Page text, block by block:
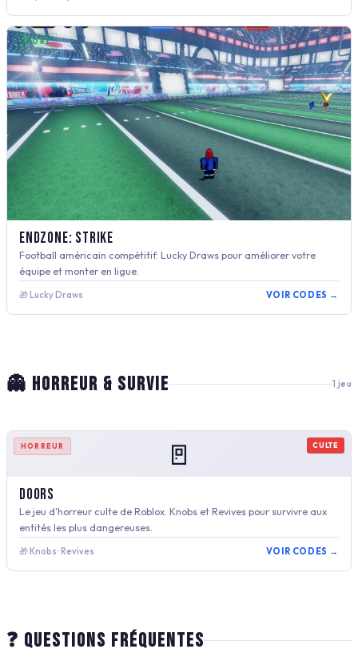
SPORT
Endzone: Strike
Football américain compétitif. Lucky Draws pour améliorer votre
équipe et monter en ligue.
🎁 Lucky Draws VOIR CODES →
👻 HORREUR & SURVIE 1 jeu
🚪
HORREUR CULTE
Doors
Le jeu d'horreur culte de Roblox. Knobs et Revives pour survivre aux
entités les plus dangereuses.
🎁 Knobs · Revives VOIR CODES →
❓ QUESTIONS FRÉQUENTES